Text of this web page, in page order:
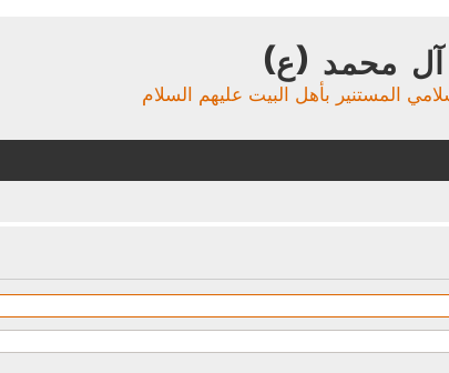
محمد (ع)
المستنير بأهل البيت عليهم السلام